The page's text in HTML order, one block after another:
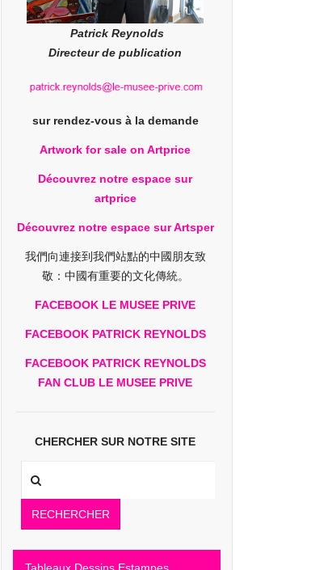
Patrick Reynolds
Directeur de publication
sur rendez-vous à la demande
Artwork for sale on Artprice
Découvrez notre espace sur
artprice
Découvrez notre espace sur Artsper
我們向連接到我們站點的中國朋友致
敬：中國有重要的文化傳統。
FACEBOOK LE MUSEE PRIVE
FACEBOOK PATRICK REYNOLDS
FACEBOOK PATRICK REYNOLDS
FAN CLUB LE MUSEE PRIVE
CHERCHER SUR NOTRE SITE
RECHERCHER